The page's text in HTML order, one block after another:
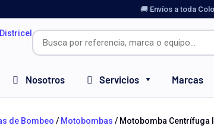
🚚 Envíos a toda
Nosotros Servicios Marcas
de Bombeo / Motobombas / Motobomba Centrífuga